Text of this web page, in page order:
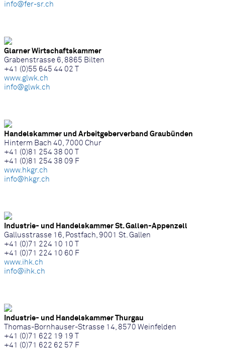
info@fer-sr.ch
Glarner Wirtschaftskammer
Grabenstrasse 6, 8865 Bilten
+41 (0)55 645 44 02 T
www.glwk.ch
info@glwk.ch
Handelskammer und Arbeitgeberverband Graubünden
Hinterm Bach 40, 7000 Chur
+41 (0)81 254 38 00 T
+41 (0)81 254 38 09 F
www.hkgr.ch
info@hkgr.ch
Industrie- und Handelskammer St. Gallen-Appenzell
Gallusstrasse 16, Postfach, 9001 St. Gallen
+41 (0)71 224 10 10 T
+41 (0)71 224 10 60 F
www.ihk.ch
info@ihk.ch
Industrie- und Handelskammer Thurgau
Thomas-Bornhauser-Strasse 14, 8570 Weinfelden
+41 (0)71 622 19 19 T
+41 (0)71 622 62 57 F